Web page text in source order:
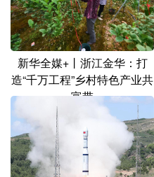
新华全媒+丨浙江金华：打
造“千万工程”乡村特色产业共
富带